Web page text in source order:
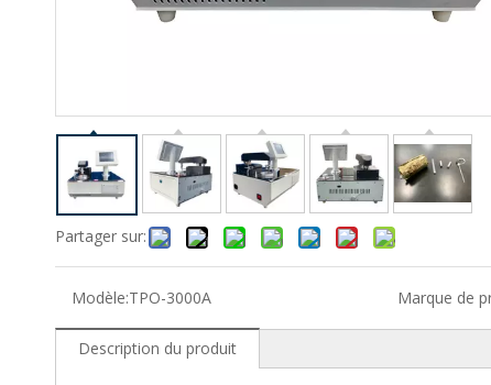
Partager sur:
Modèle:TPO-3000A Marque de
Description du produit